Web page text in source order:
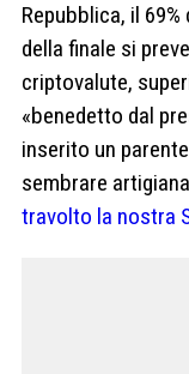
Repubblica, il
della finale si
criptovalute,
«benedetto dal
inserito un
sembrare
travolto la nostra